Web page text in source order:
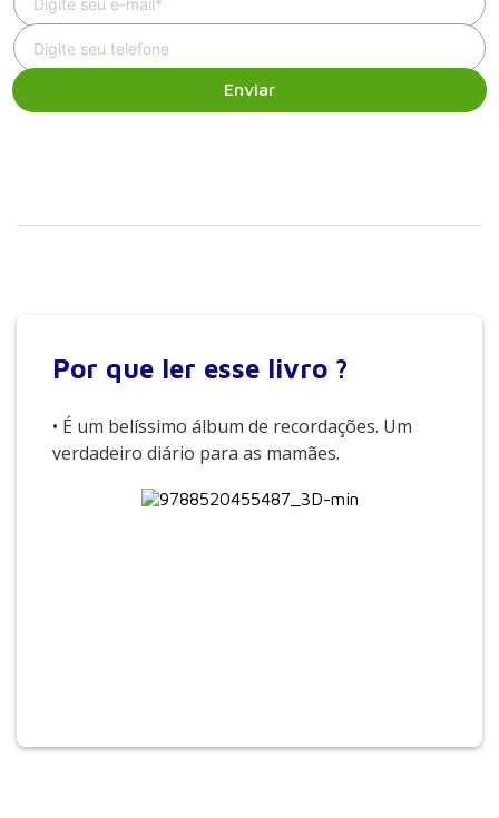
Enviar
Por que ler esse livro ?
• É um belíssimo álbum de recordações. Um
verdadeiro diário para as mamães.